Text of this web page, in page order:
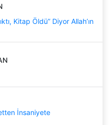
Kitap Öldü” Diyor Allah’ın
İnsaniyete